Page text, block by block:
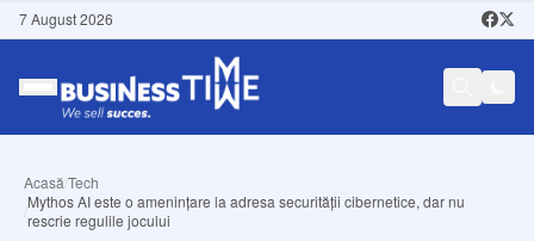
7 August 2026
Acasă/Tech
/Mythos AI este o amenințare la adresa securității cibernetice, dar nu
rescrie regulile jocului